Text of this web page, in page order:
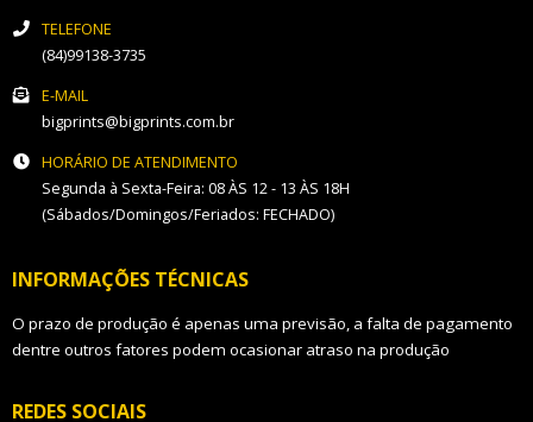
TELEFONE
(84)99138-3735
E-MAIL
bigprints@bigprints.com.br
HORÁRIO DE ATENDIMENTO
Segunda à Sexta-Feira: 08 ÀS 12 - 13 ÀS 18H
(Sábados/Domingos/Feriados: FECHADO)
INFORMAÇÕES TÉCNICAS
O prazo de produção é apenas uma previsão, a falta de pagamento
dentre outros fatores podem ocasionar atraso na produção
REDES SOCIAIS